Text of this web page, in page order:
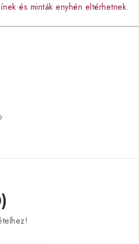
és minták enyhén eltérhetnek.